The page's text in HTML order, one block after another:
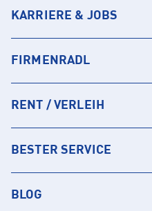
KARRIERE & JOBS
FIRMENRADL
RENT / VERLEIH
BESTER SERVICE
BLOG